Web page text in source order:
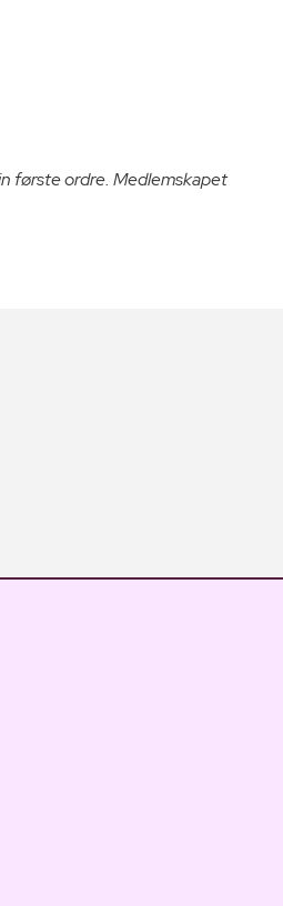
første ordre. Medlemskapet